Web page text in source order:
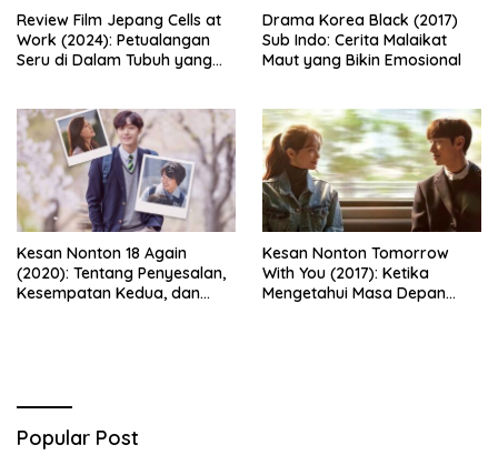
Review Film Jepang Cells at
Work (2024): Petualangan
Seru di Dalam Tubuh yang
Drama Korea Black (2017)
Sub Indo: Cerita Malaikat
Maut yang Bikin Emosional
Kesan Nonton 18 Again
(2020): Tentang Penyesalan,
Kesempatan Kedua, dan
Kesan Nonton Tomorrow
With You (2017): Ketika
Mengetahui Masa Depan
Popular Post